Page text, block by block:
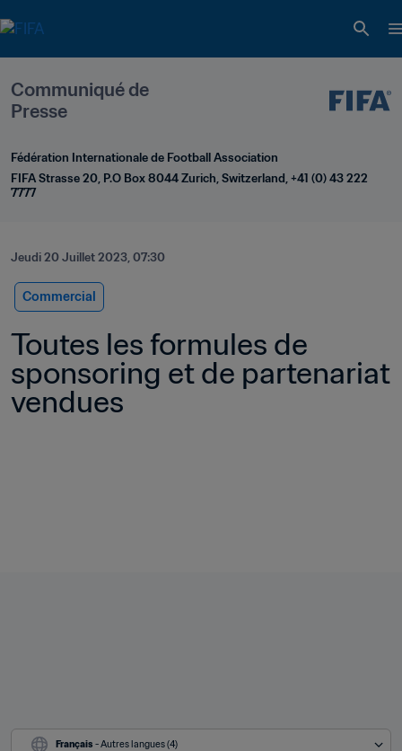
Communiqué de
Presse
Fédération Internationale de Football Association
FIFA Strasse 20, P.O Box 8044 Zurich, Switzerland, +41 (0) 43 222
7777
Jeudi 20 Juillet 2023, 07:30
Commercial
Toutes les formules de
sponsoring et de partenariat
vendues
Français - Autres langues (4)